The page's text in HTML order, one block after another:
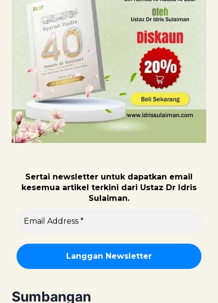
Sertai newsletter untuk dapatkan email
kesemua artikel terkini dari Ustaz Dr Idris
Sulaiman.
Sumbangan